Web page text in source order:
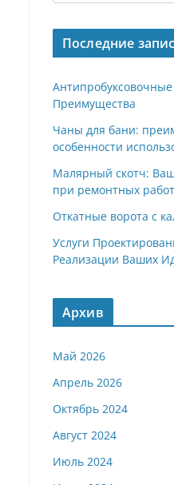
Последние
Преимущества
Чаны для бани:
особенности
Малярный скотч:
при ремонтных
Откатные ворота с
Услуги
Реализации Ваших
Архив
Май 2026
Апрель 2026
Октябрь 2024
Август 2024
Июль 2024